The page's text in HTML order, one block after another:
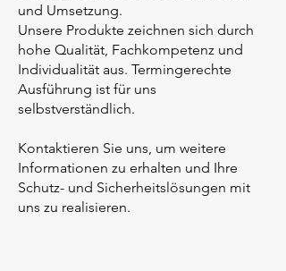
und Umsetzung.
Unsere Produkte zeichnen sich durch
hohe Qualität, Fachkompetenz und
Individualität aus. Termingerechte
Ausführung ist für uns
selbstverständlich.
Kontaktieren Sie uns, um weitere
Informationen zu erhalten und Ihre
Schutz- und Sicherheitslösungen mit
uns zu realisieren.